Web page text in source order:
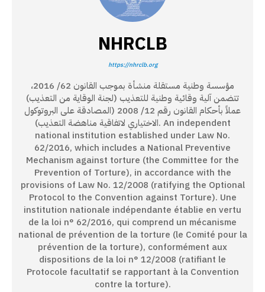
NHRCLB
https://nhrclb.org
مؤسسة وطنية مستقلة منشأة بموجب القانون 62/ 2016،
تتضمن آلية وقائية وطنية للتعذيب (لجنة الوقاية من التعذيب)
عملاً بأحكام القانون رقم 12/ 2008 (المصادقة على البروتوكول
الاختياري لاتفاقية مناهضة التعذيب). An independent
national institution established under Law No.
62/2016, which includes a National Preventive
Mechanism against torture (the Committee for the
Prevention of Torture), in accordance with the
provisions of Law No. 12/2008 (ratifying the Optional
Protocol to the Convention against Torture). Une
institution nationale indépendante établie en vertu
de la loi n° 62/2016, qui comprend un mécanisme
national de prévention de la torture (le Comité pour la
prévention de la torture), conformément aux
dispositions de la loi n° 12/2008 (ratifiant le
Protocole facultatif se rapportant à la Convention
contre la torture).